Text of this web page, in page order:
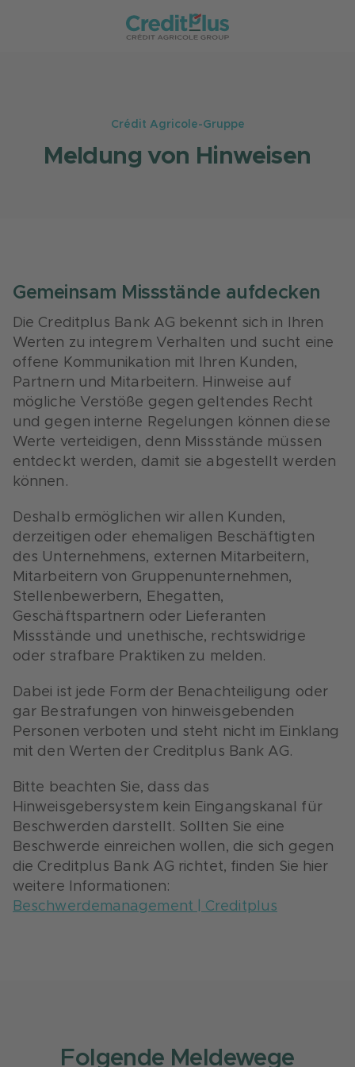
Crédit Agricole-Gruppe
Meldung von Hinweisen
Gemeinsam Missstände aufdecken
Die Creditplus Bank AG bekennt sich in Ihren
Werten zu integrem Verhalten und sucht eine
offene Kommunikation mit Ihren Kunden,
Partnern und Mitarbeitern. Hinweise auf
mögliche Verstöße gegen geltendes Recht
und gegen interne Regelungen können diese
Werte verteidigen, denn Missstände müssen
entdeckt werden, damit sie abgestellt werden
können.
Deshalb ermöglichen wir allen Kunden,
derzeitigen oder ehemaligen Beschäftigten
des Unternehmens, externen Mitarbeitern,
Mitarbeitern von Gruppenunternehmen,
Stellenbewerbern, Ehegatten,
Geschäftspartnern oder Lieferanten
Missstände und unethische, rechtswidrige
oder strafbare Praktiken zu melden.
Dabei ist jede Form der Benachteiligung oder
gar Bestrafungen von hinweisgebenden
Personen verboten und steht nicht im Einklang
mit den Werten der Creditplus Bank AG.
Bitte beachten Sie, dass das
Hinweisgebersystem kein Eingangskanal für
Beschwerden darstellt. Sollten Sie eine
Beschwerde einreichen wollen, die sich gegen
die Creditplus Bank AG richtet, finden Sie hier
weitere Informationen:
Beschwerdemanagement | Creditplus
Folgende Meldewege